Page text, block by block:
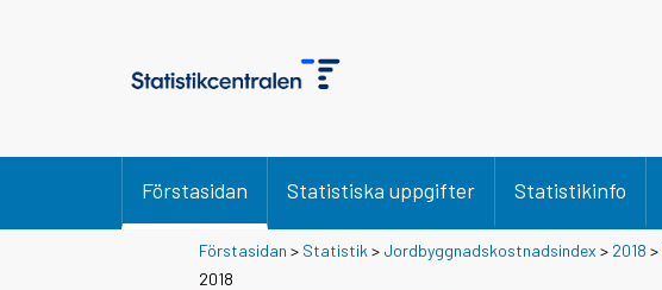
Förstasidan Statistiska uppgifter Statistikinfo
Förstasidan > Statistik > Jordbyggnadskostnadsindex > 2018 >
2018